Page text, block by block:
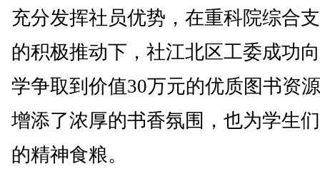
充分发挥社员优势，在重科院综合
的积极推动下，社江北区工委成功
学争取到价值30万元的优质图书资
增添了浓厚的书香氛围，也为学生
的精神食粮。